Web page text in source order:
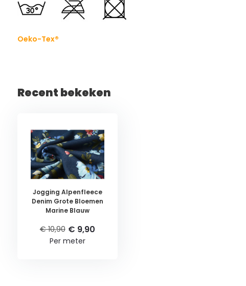
Oeko-Tex®
Recent bekeken
Jogging Alpenfleece
Denim Grote Bloemen
Marine Blauw
€ 10,90 € 9,90
Per meter